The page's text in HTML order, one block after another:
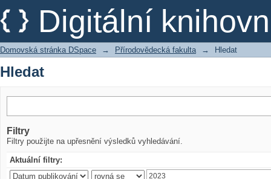
Digitální
Hledat
Domovská stránka DSpace → Přírodovědecká fakulta → Hledat
Hledat
Filtry
Filtry použijte na upřesnění výsledků vyhledávání.
Aktuální filtry: